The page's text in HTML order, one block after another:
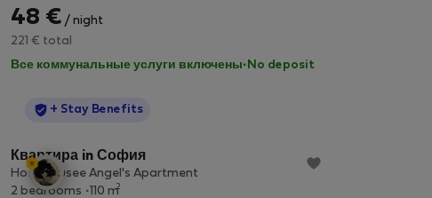
48 € / night
221 € total
Все коммунальные услуги включены· No deposit
StayProtection
+ Stay Benefits
Квартира in София
Host Housee Angel's Apartment
2 bedrooms
110 m2